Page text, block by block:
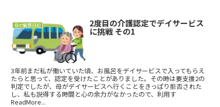
母の観察日記 2度目の介護認定でデイサービス
に挑戦 その1
3年前まだ私が働いていた頃、お風呂をデイサービスで入ってもらえ
たらと思って、認定を受けたことがありました。その時は要支援2の
判定でしたが、母がデイサービスへ行くことをきっぱり拒否された
し、私も説得する時間と心の余力がなかったので、利用す
ReadMore...